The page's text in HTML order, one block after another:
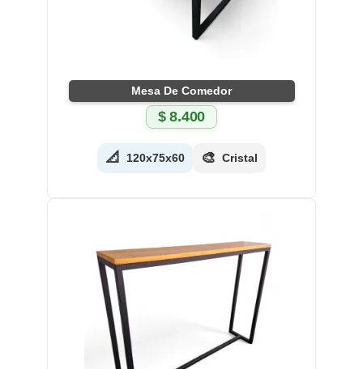
Mesa De Comedor
$8.400
📐 120x75x60 🎨 Cristal